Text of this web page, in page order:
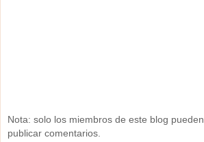
Nota: solo los miembros de este blog pueden
publicar comentarios.